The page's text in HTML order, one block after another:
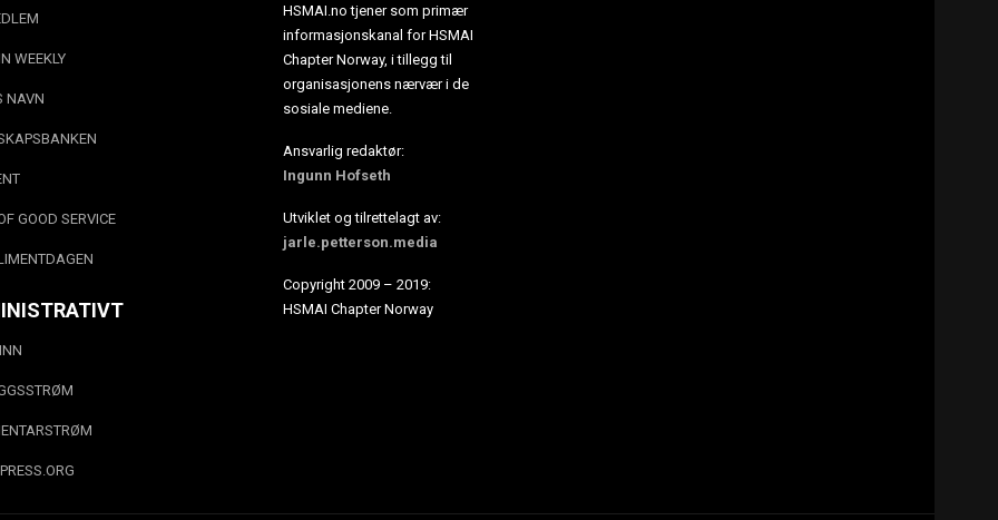
WEEKLY
NAVN
GOOD SERVICE
HSMAI.no tjener som primær
informasjonskanal for HSMAI
Chapter Norway, i tillegg til
organisasjonens nærvær i de
sosiale mediene.
Ansvarlig redaktør:
Ingunn Hofseth
Utviklet og tilrettelagt av:
jarle.petterson.media
Copyright 2009 – 2019:
HSMAI Chapter Norway